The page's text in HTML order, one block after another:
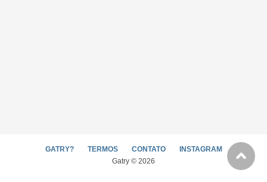
GATRY? TERMOS CONTATO
INSTAGRAM
Gatry © 2026